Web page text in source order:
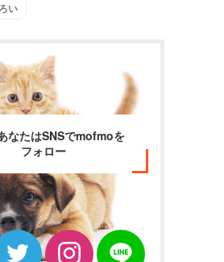
い
なたはSNSでmofmoを
フォロー